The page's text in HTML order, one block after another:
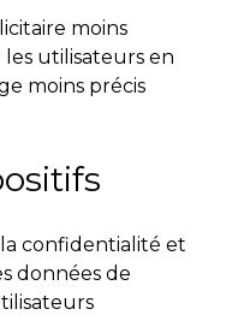
moins
utilisateurs en
moins précis
confidentialité et
données de